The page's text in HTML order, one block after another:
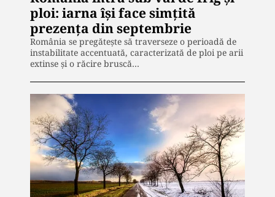
ploi: iarna își face simțită
prezența din septembrie
România se pregătește să traverseze o perioadă de
instabilitate accentuată, caracterizată de ploi pe arii
extinse și o răcire bruscă…